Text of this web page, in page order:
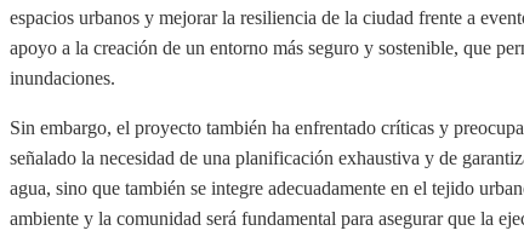
espacios urbanos y mejorar la resiliencia de la ciudad frente a
apoyo a la creación de un entorno más seguro y sostenible, que
inundaciones.
Sin embargo, el proyecto también ha enfrentado críticas y
señalado la necesidad de una planificación exhaustiva y de
agua, sino que también se integre adecuadamente en el tejido
ambiente y la comunidad será fundamental para asegurar que la